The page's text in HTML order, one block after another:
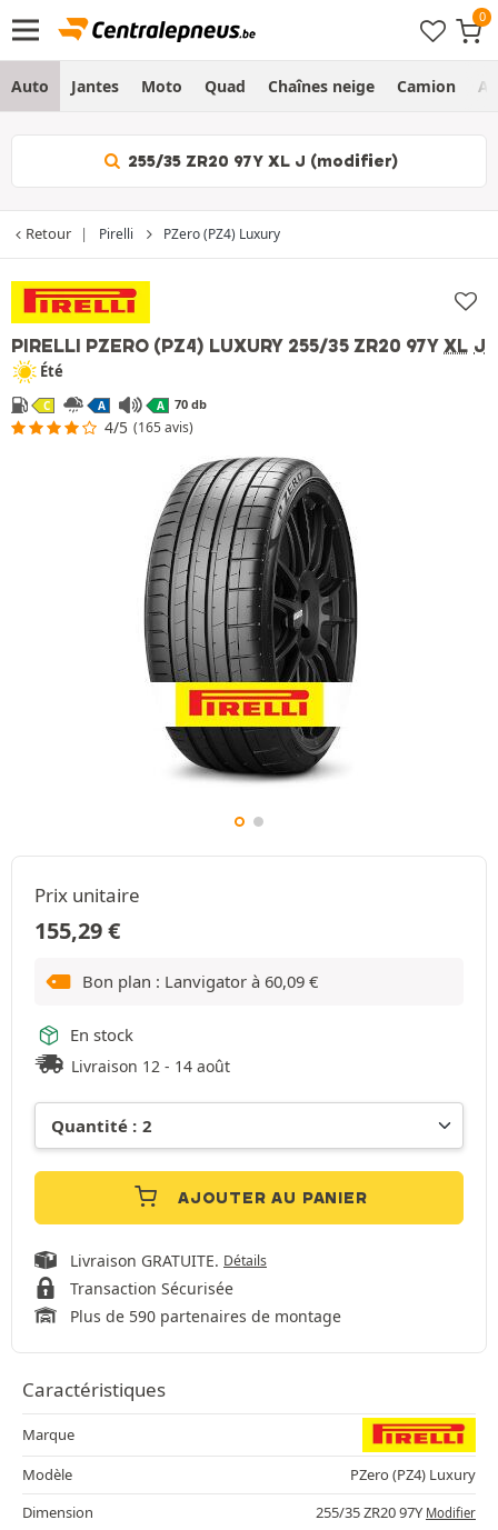
Auto Jantes Moto Quad Chaînes neige Camion
255/35 ZR20 97Y XL J (modifier)
Retour Pirelli PZero (PZ4) Luxury
PIRELLI PZERO (PZ4) LUXURY 255/35 ZR20 97Y XL J
Été
C A A 70 db
4/5 (165 avis)
Prix unitaire
155,29€
Bon plan : Lanvigator à 60,09 €
En stock
Livraison 12 - 14 août
AJOUTER AU PANIER
Livraison GRATUITE. Détails
Transaction Sécurisée
Plus de 590 partenaires de montage
Caractéristiques
Marque
Modèle
PZero (PZ4) Luxury
Dimension
255/35 ZR20 97Y Modifier